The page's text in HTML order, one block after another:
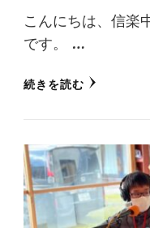
こんにちは、信楽
です。 …
続きを読む